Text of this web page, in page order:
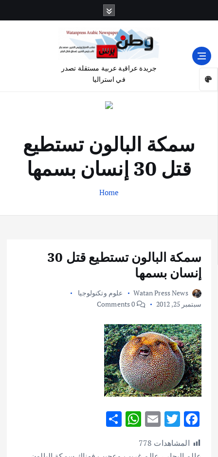
جريدة عراقية عربية مستقلة تصدر
في استراليا
سمكة البالون تستطيع
قتل 30 إنسان بسمها
Home
سمكة البالون تستطيع قتل 30
إنسان بسمها
Watan Press News
علوم وتكنولوجيا
سبتمبر 25, 2012
F
ac
e
T
w
it
E
ai
W
at
ar المشاهدات 778